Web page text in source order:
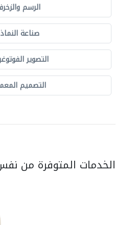
الرسم
صناعة
التصوير
التصميم
الخدمات المتوفرة من